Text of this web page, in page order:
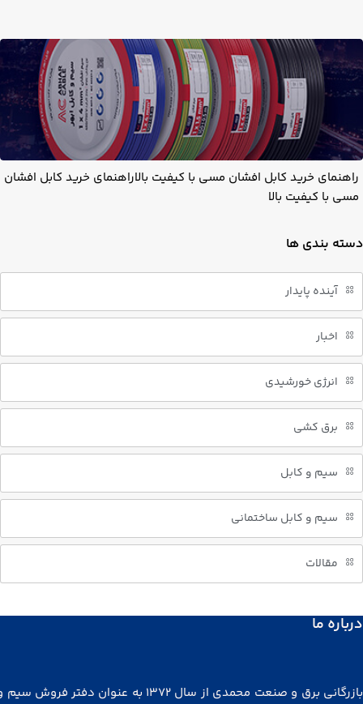
راهنمای خرید کابل افشان مسی با کیفیت بالاراهنمای خرید کابل افشان
مسی با کیفیت بالا
دسته بندی ها
آینده پایدار
اخبار
انرژی خورشیدی
برق کشی
سیم و کابل
سیم و کابل ساختمانی
مقالات
درباره ما
بازرگانی برق و صنعت محمدی از سال ۱۳۷۲ به عنوان دفتر